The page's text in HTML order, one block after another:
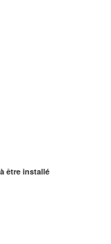
être installé